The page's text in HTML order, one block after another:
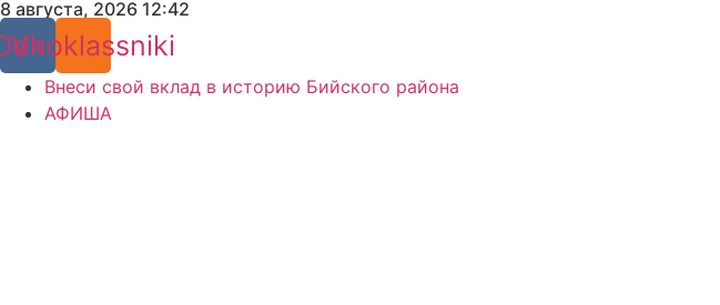
Перейти
к
содержимому
8 августа, 2026 12:42
Vk
Внеси свой вклад в историю Бийского района
АФИША